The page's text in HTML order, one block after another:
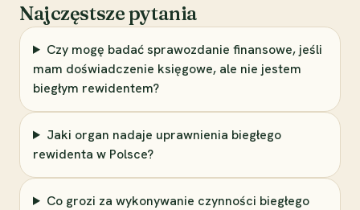
Najczęstsze pytania
Czy mogę badać sprawozdanie finansowe, jeśli
mam doświadczenie księgowe, ale nie jestem
biegłym rewidentem?
Jaki organ nadaje uprawnienia biegłego
rewidenta w Polsce?
Co grozi za wykonywanie czynności biegłego